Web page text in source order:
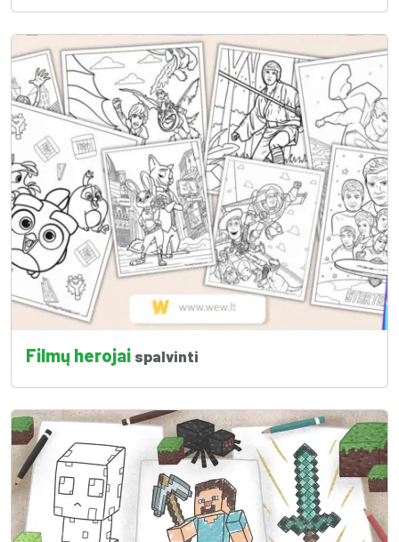
Filmų herojai spalvinti